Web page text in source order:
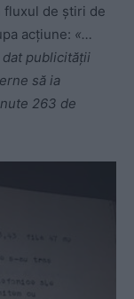
fluxul de știri de
acțiune: «…
publicității
să ia
263 de